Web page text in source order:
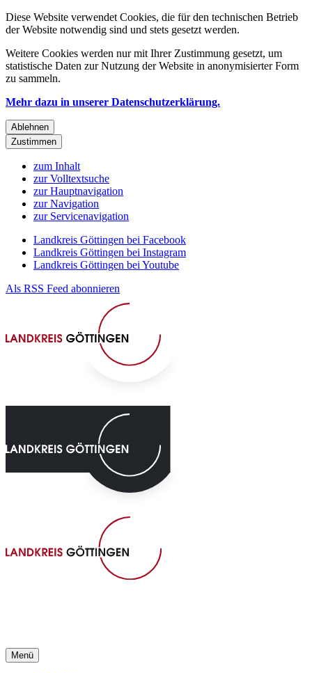
Diese Website verwendet Cookies, die für den technischen Betrieb
der Website notwendig sind und stets gesetzt werden.
Weitere Cookies werden nur mit Ihrer Zustimmung gesetzt, um
statistische Daten zur Nutzung der Website in anonymisierter Form
zu sammeln.
Mehr dazu in unserer Datenschutzerklärung.
Ablehnen
Zustimmen
zum Inhalt
zur Volltextsuche
zur Hauptnavigation
zur Navigation
zur Servicenavigation
Landkreis Göttingen bei Facebook
Landkreis Göttingen bei Instagram
Landkreis Göttingen bei Youtube
Als RSS Feed abonnieren
Menü